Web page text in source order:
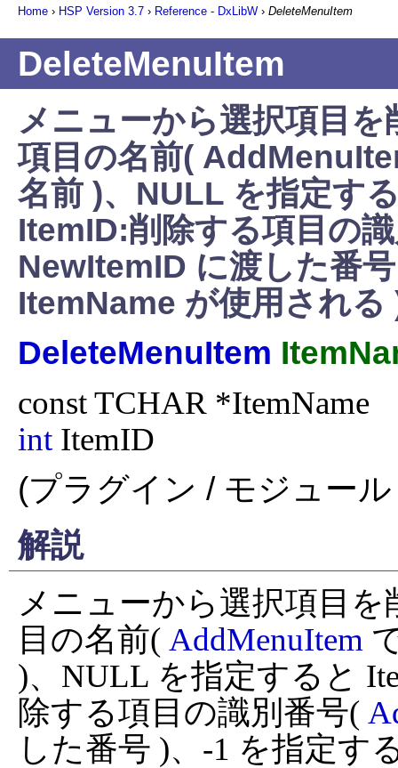
Home › HSP Version 3.7 › Reference - DxLibW › DeleteMenuItem
DeleteMenuItem
メニューから選択項目
項目の名前(
名前 )、NULL を指定す
ItemID:削除する項目の
NewItemID に渡した番
ItemName が使用される
DeleteMenuItem
int ItemID
(プラグイン / モジュー
解説
メニューから選択項目を
目の名前( AddMenuItem
)、NULL を指定すると
除する項目の識別番号(
した番号 )、-1 を指定す